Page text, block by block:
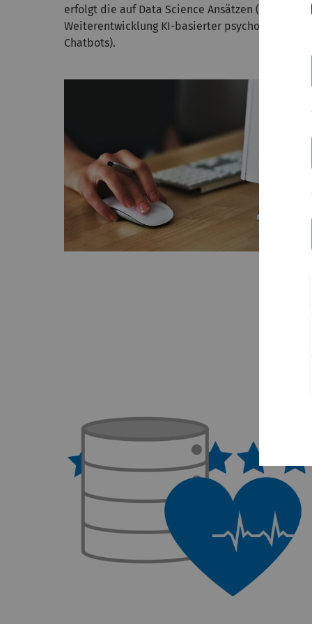
erfolgt die auf Data Science Ansätzen
Weiterentwicklung KI-basierter
Chatbots).